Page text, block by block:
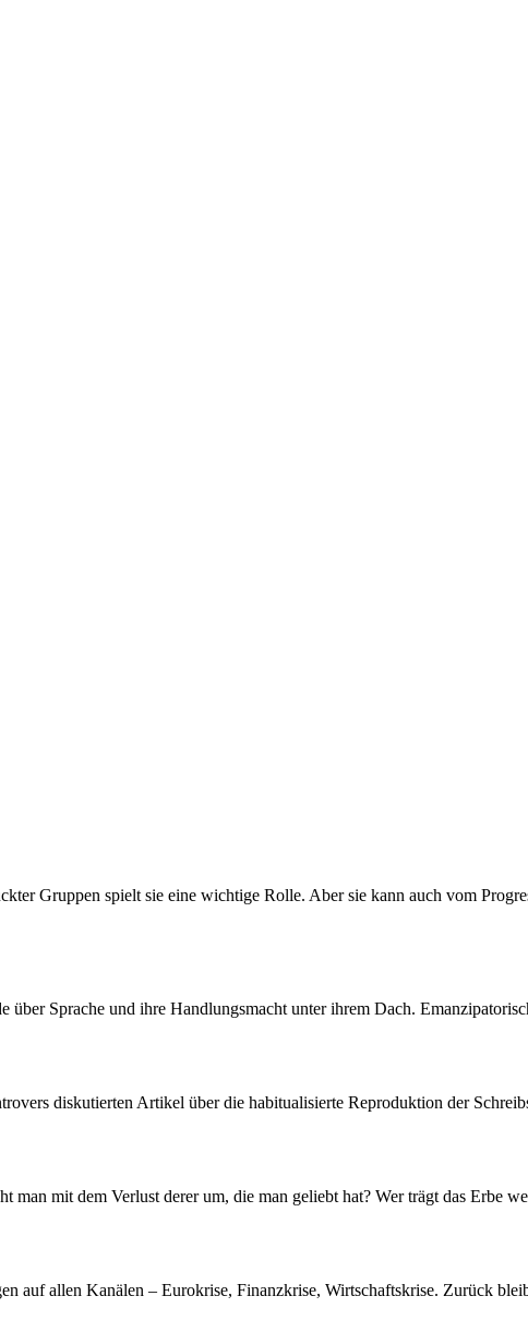
Gruppen spielt sie eine wichtige Rolle. Aber sie kann auch vom
Sprache und ihre Handlungsmacht unter ihrem Dach.
diskutierten Artikel über die habitualisierte Reproduktion der
mit dem Verlust derer um, die man geliebt hat? Wer trägt das Erbe
auf allen Kanälen – Eurokrise, Finanzkrise, Wirtschaftskrise. Zurück